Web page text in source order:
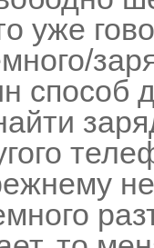
уже
способ